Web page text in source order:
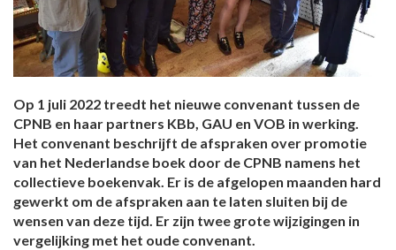
Op 1 juli 2022 treedt het nieuwe convenant tussen de
CPNB en haar partners KBb, GAU en VOB in werking.
Het convenant beschrijft de afspraken over promotie
van het Nederlandse boek door de CPNB namens het
collectieve boekenvak. Er is de afgelopen maanden hard
gewerkt om de afspraken aan te laten sluiten bij de
wensen van deze tijd. Er zijn twee grote wijzigingen in
vergelijking met het oude convenant.